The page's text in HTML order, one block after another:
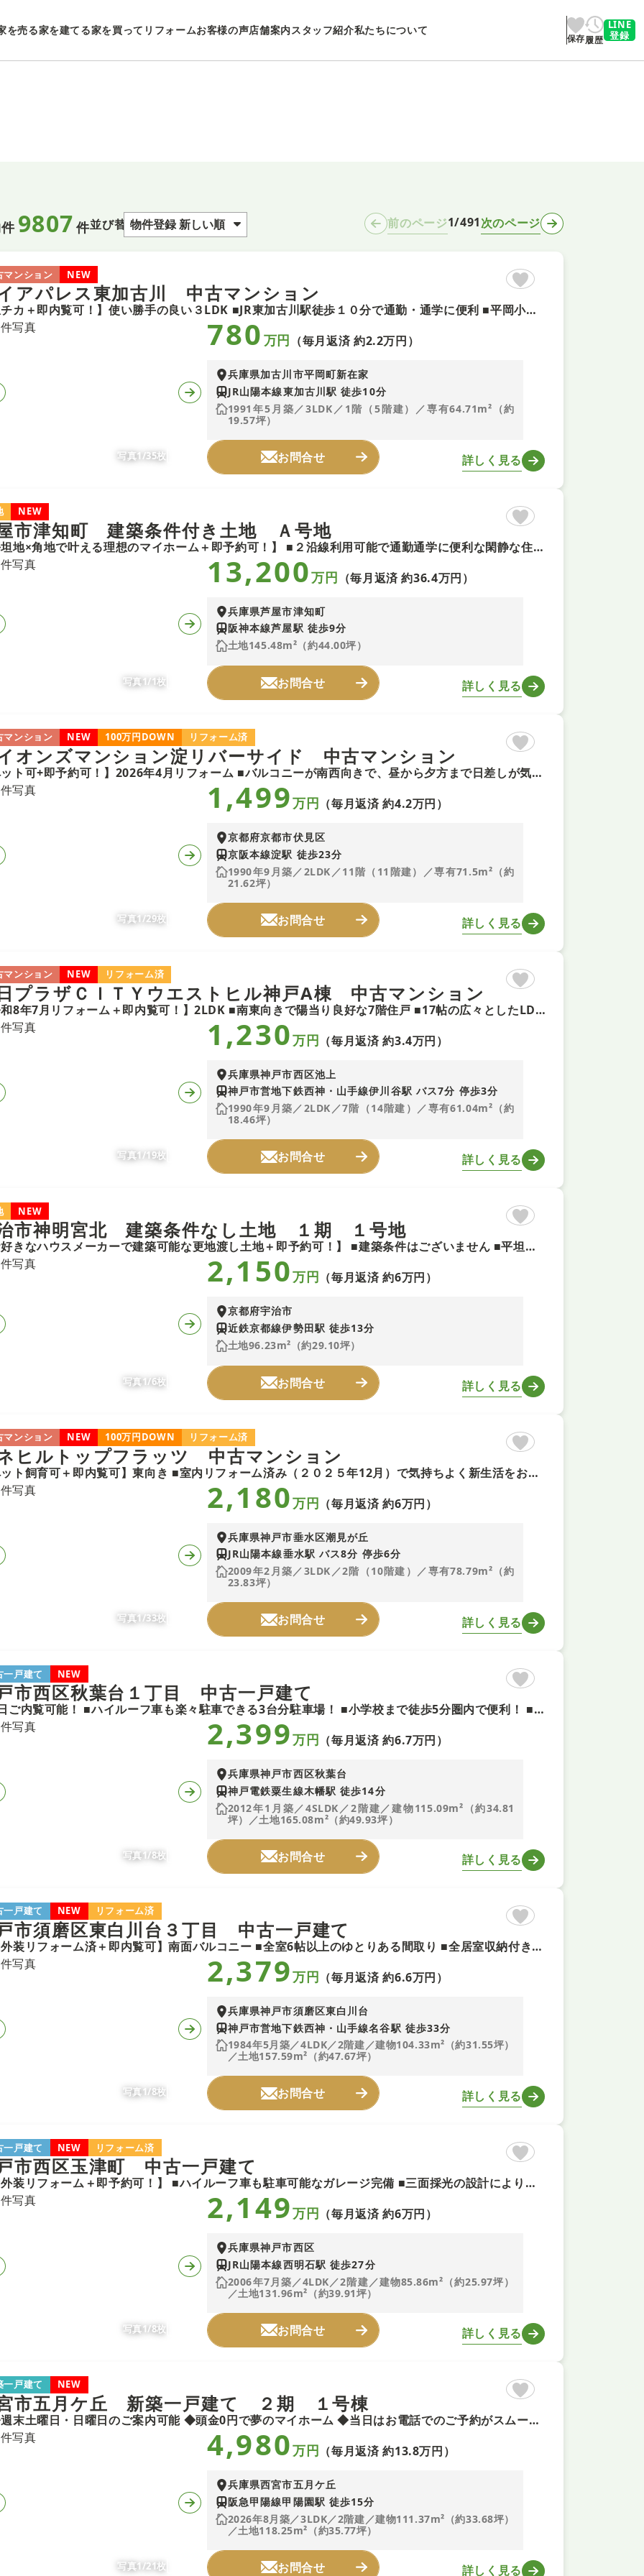
を売る家を建てる家を買ってリフォームお客様の声店舗案内スタッフ紹介私たちについて
保存履歴
LINE
登録
9807 件並び替え 前のページ1/491次のページ
マンション NEW
アパレス東加古川 中古マンション
【駅チカ＋即内覧可！】使い勝手の良い３LDK ■JR東加古川駅徒歩１０分で通勤・通学に便利 ■平岡小学校徒歩７分のためお子様の通学にも安心です ■閑静な住宅街のため落ち着いた暮らしが実現します
写真1/35枚
780 万円 （毎月返済 約2.2万円）
兵庫県加古川市平岡町新在家
JR山陽本線東加古川駅 徒歩10分
1991年5月築／3LDK／1階（5階建）／専有64.71m²（約
19.57坪）
お問合せ 詳しく見る
NEW
市津知町 建築条件付き土地 Ａ号地
【平坦地×角地で叶える理想のマイホーム＋即予約可！】 ■２沿線利用可能で通勤通学に便利な閑静な住宅街 ■お好きな間取りで建築可能な建築条件付き土地 ■周辺環境が充実した住みやすさが揃う好立地
写真1/1枚
13,200万円 （毎月返済 約36.4万円）
兵庫県芦屋市津知町
阪神本線芦屋駅 徒歩9分
土地145.48m²（約44.00坪）
お問合せ 詳しく見る
マンション NEW 100万円DOWN リフォーム済
オンズマンション淀リバーサイド 中古マンション
【ペット可+即予約可！】2026年4月リフォーム ■バルコニーが南西向きで、昼から夕方まで日差しが気持ちよく射し込みます ■全居室収納あり。それぞれのお部屋にスペースがあるのでプライベートな荷物でも身近に置くことが出来ます ■LDK20畳以上は暮らしにゆとりある快適空間です。
写真1/29枚
1,499万円 （毎月返済 約4.2万円）
京都府京都市伏見区
京阪本線淀駅 徒歩23分
1990年9月築／2LDK／11階（11階建）／専有71.5m²（約
21.62坪）
お問合せ 詳しく見る
マンション NEW リフォーム済
プラザＣＩＴＹウエストヒル神戸A棟 中古マンション
【令和8年7月リフォーム＋即内覧可！】2LDK ■南東向きで陽当り良好な7階住戸 ■17帖の広々としたLDKで快適な暮らし ■お料理に集中しやすい壁付けタイプのシステムキッチンを新調
写真1/19枚
1,230万円 （毎月返済 約3.4万円）
兵庫県神戸市西区池上
神戸市営地下鉄西神・山手線伊川谷駅 バス7分 停歩3分
1990年9月築／2LDK／7階（14階建）／専有61.04m²（約
18.46坪）
お問合せ 詳しく見る
NEW
市神明宮北 建築条件なし土地 １期 １号地
【お好きなハウスメーカーで建築可能な更地渡し土地＋即予約可！】 ■建築条件はございません ■平坦地で理想のマイホームを描けます ■第一種低層住居専用地域内の閑静な住宅街
写真1/6枚
2,150万円 （毎月返済 約6万円）
京都府宇治市
近鉄京都線伊勢田駅 徒歩13分
土地96.23m²（約29.10坪）
お問合せ 詳しく見る
マンション NEW 100万円DOWN リフォーム済
ヒルトップフラッツ 中古マンション
【ペット飼育可＋即内覧可】東向き ■室内リフォーム済み（２０２５年12月）で気持ちよく新生活をおくれます ■食洗機や床暖房等嬉しい設備充実 ■不在時も荷物が受け取れる宅配BOX付き
写真1/33枚
2,180万円 （毎月返済 約6万円）
兵庫県神戸市垂水区潮見が丘
JR山陽本線垂水駅 バス8分 停歩6分
2009年2月築／3LDK／2階（10階建）／専有78.79m²（約
23.83坪）
お問合せ 詳しく見る
一戸建て NEW
市西区秋葉台１丁目 中古一戸建て
■本日ご内覧可能！ ■ハイルーフ車も楽々駐車できる3台分駐車場！ ■小学校まで徒歩5分圏内で便利！ ■当日のご相談予約はお電話がスムーズ
写真1/8枚
2,399万円 （毎月返済 約6.7万円）
兵庫県神戸市西区秋葉台
神戸電鉄粟生線木幡駅 徒歩14分
2012年1月築／4SLDK／2階建／建物115.09m²（約34.81
坪）／土地165.08m²（約49.93坪）
お問合せ 詳しく見る
一戸建て NEW リフォーム済
市須磨区東白川台３丁目 中古一戸建て
【内外装リフォーム済＋即内覧可】南面バルコニー ■全室6帖以上のゆとりある間取り ■全居室収納付きでスッキリ片付く住空間 ■駐車2台可能！来客用にも安心の広さ ■前面道路6m×南側接道で駐車ラクラク
写真1/8枚
2,379万円 （毎月返済 約6.6万円）
兵庫県神戸市須磨区東白川台
神戸市営地下鉄西神・山手線名谷駅 徒歩33分
1984年5月築／4LDK／2階建／建物104.33m²（約31.55坪）
／土地157.59m²（約47.67坪）
お問合せ 詳しく見る
一戸建て NEW リフォーム済
市西区玉津町 中古一戸建て
【内外装リフォーム＋即予約可！】 ■ハイルーフ車も駐車可能なガレージ完備 ■三面採光の設計により、室内の通風と開放感に優れています ■全居室に収納スペースを備えた機能的な間取り
写真1/8枚
2,149万円 （毎月返済 約6万円）
兵庫県神戸市西区
JR山陽本線西明石駅 徒歩27分
2006年7月築／4LDK／2階建／建物85.86m²（約25.97坪）
／土地131.96m²（約39.91坪）
お問合せ 詳しく見る
一戸建て NEW
市五月ケ丘 新築一戸建て ２期 １号棟
◆今週末土曜日・日曜日のご案内可能 ◆頭金0円で夢のマイホーム ◆当日はお電話でのご予約がスムーズです ◆最長３５年の定期点検・長期保証で安心
写真1/21枚
4,980万円 （毎月返済 約13.8万円）
兵庫県西宮市五月ケ丘
阪急甲陽線甲陽園駅 徒歩15分
2026年8月築／3LDK／2階建／建物111.37m²（約33.68坪）
／土地118.25m²（約35.77坪）
お問合せ 詳しく見る